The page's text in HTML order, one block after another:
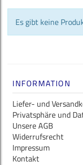
Es gibt keine
INFORMATION
Liefer- und
Privatsphäre und
Unsere AGB
Widerrufsrecht
Impressum
Kontakt